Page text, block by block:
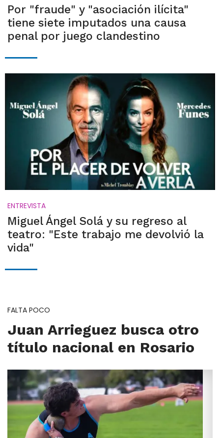
Por "fraude" y "asociación ilícita"
tiene siete imputados una causa
penal por juego clandestino
ENTREVISTA
Miguel Ángel Solá y su regreso al
teatro: "Este trabajo me devolvió la
vida"
FALTA POCO
Juan Arrieguez busca otro
título nacional en Rosario